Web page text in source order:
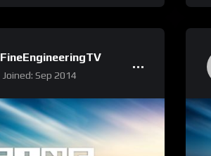
FineEngineeringTV
Joined: Sep 2014